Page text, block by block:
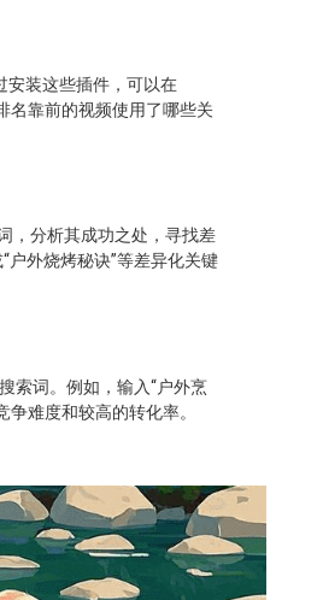
安装这些插件，可以在
名靠前的视频使用了哪些关
，分析其成功之处，寻找差
户外烧烤秘诀”等差异化关键
索词。例如，输入“户外烹
难度和较高的转化率。